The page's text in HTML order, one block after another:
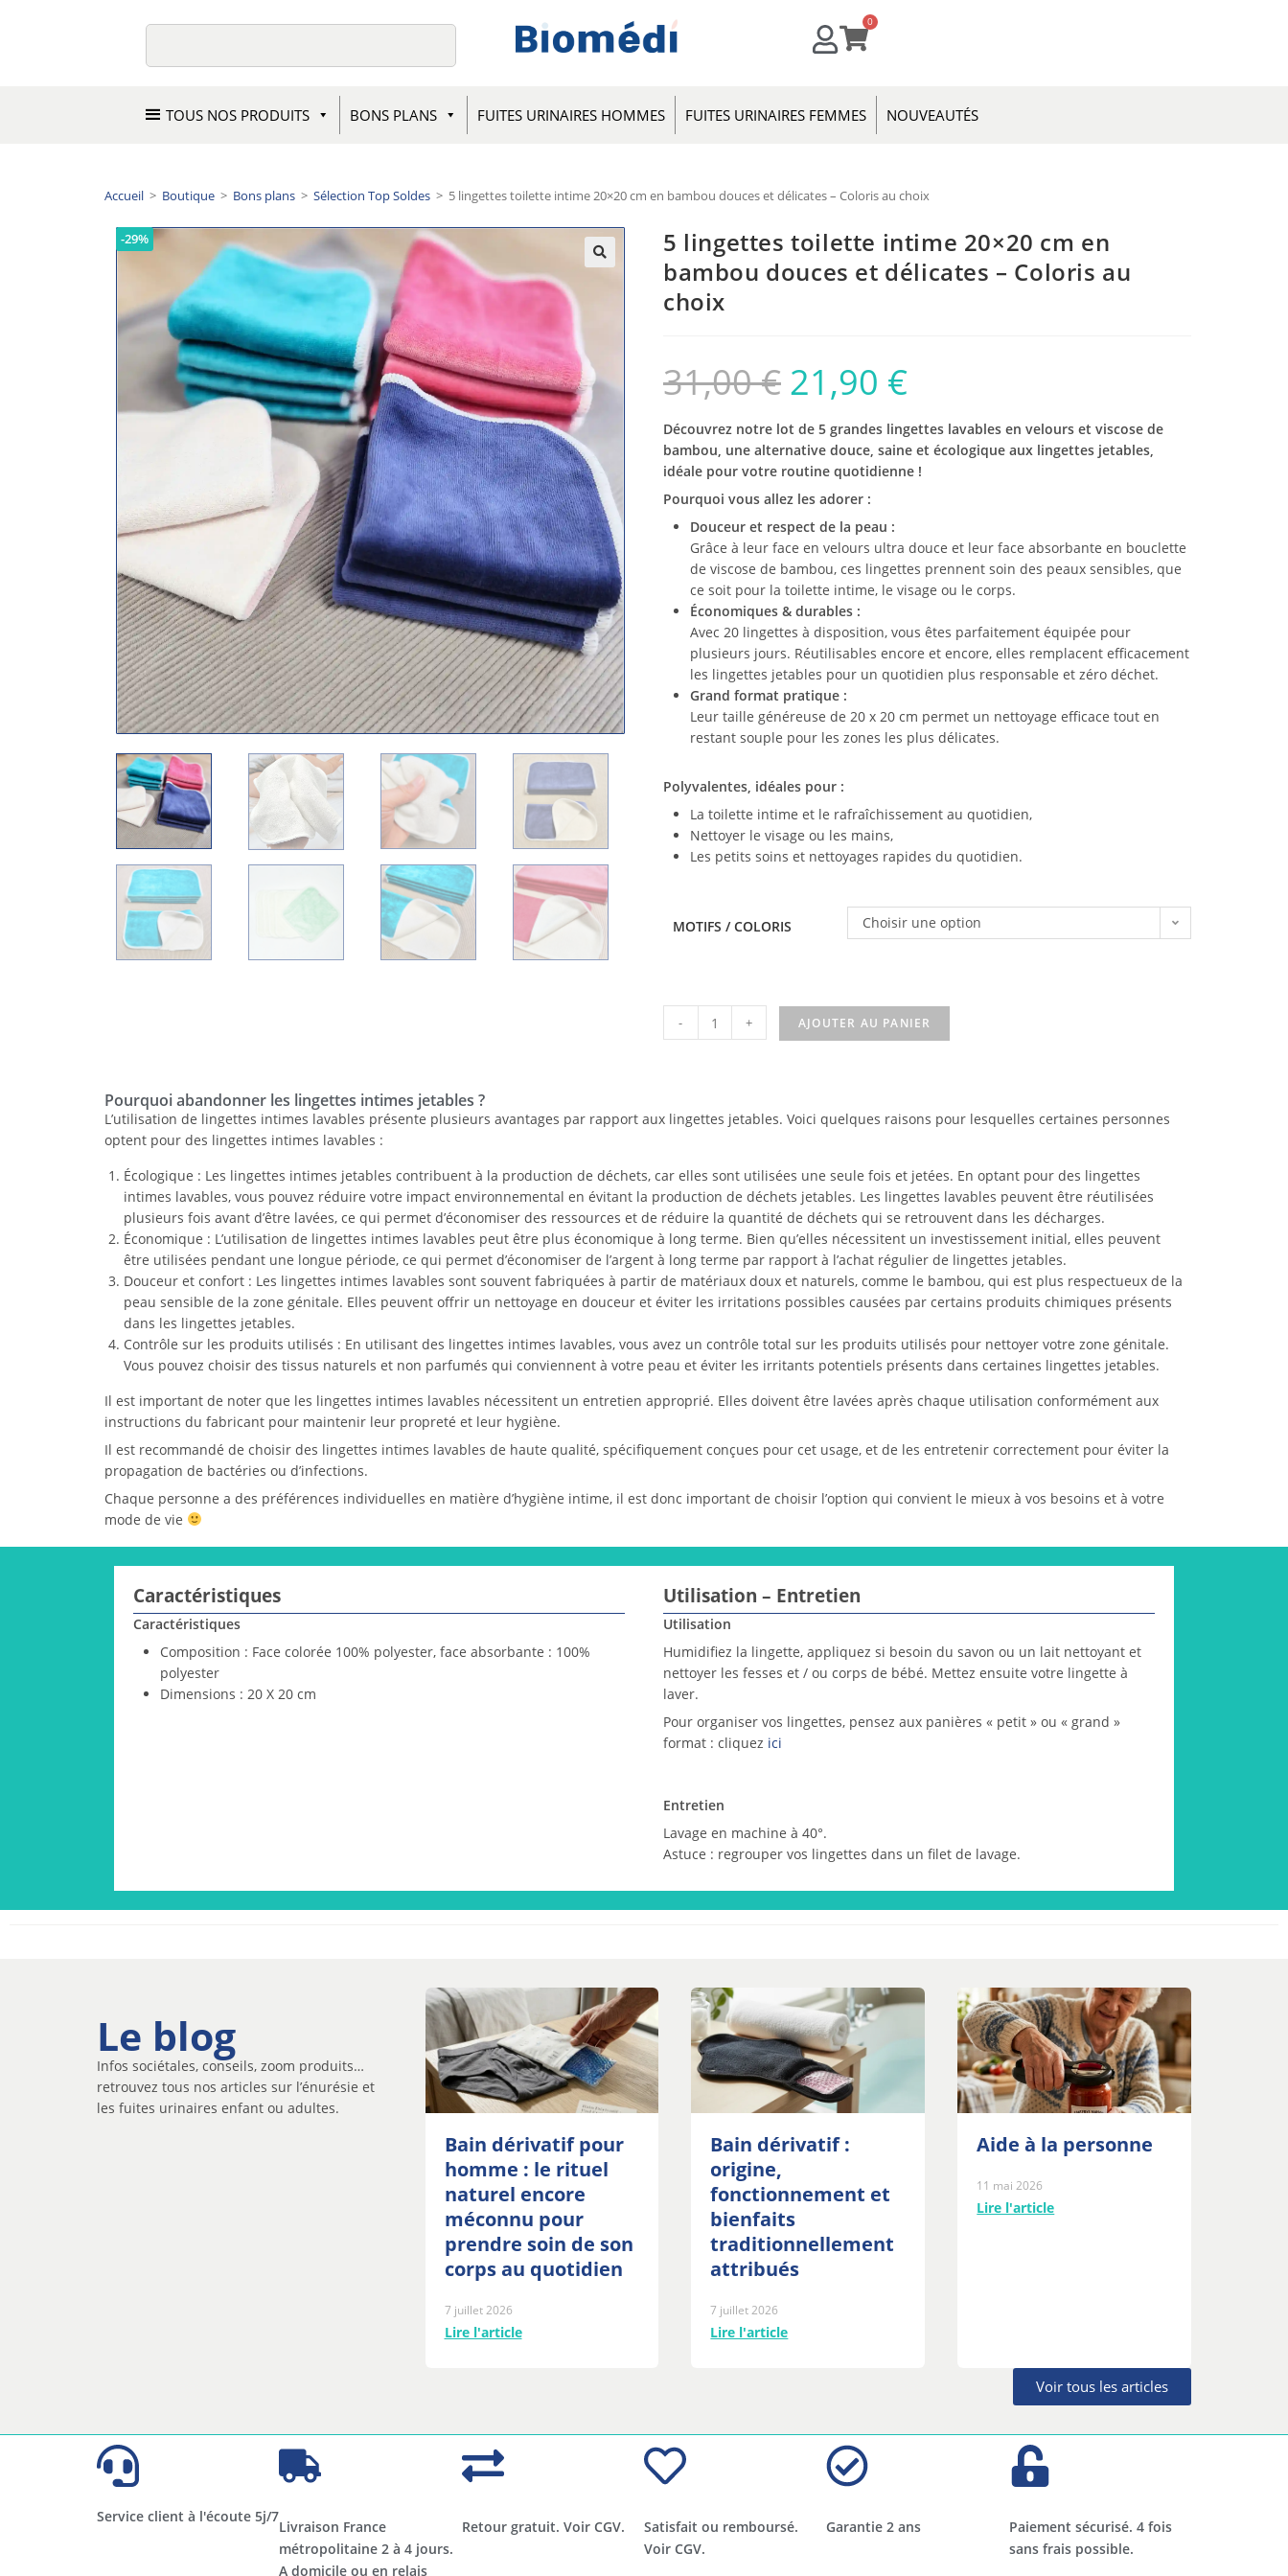
0
TOUS NOS PRODUITS BONS PLANS FUITES URINAIRES HOMMES FUITES URINAIRES FEMMES NOUVEAUTÉS
Accueil > Boutique > Bons plans > Sélection Top Soldes > 5 lingettes toilette intime 20×20 cm en bambou douces et délicates – Coloris au choix
-29%
5 lingettes toilette intime 20×20 cm en
bambou douces et délicates – Coloris au
choix
31,00€ 21,90 €
Découvrez notre lot de 5 grandes lingettes lavables en velours et viscose de
bambou, une alternative douce, saine et écologique aux lingettes jetables,
idéale pour votre routine quotidienne !
Pourquoi vous allez les adorer :
Douceur et respect de la peau :
Grâce à leur face en velours ultra douce et leur face absorbante en bouclette
de viscose de bambou, ces lingettes prennent soin des peaux sensibles, que
ce soit pour la toilette intime, le visage ou le corps.
Économiques & durables :
Avec 20 lingettes à disposition, vous êtes parfaitement équipée pour
plusieurs jours. Réutilisables encore et encore, elles remplacent efficacement
les lingettes jetables pour un quotidien plus responsable et zéro déchet.
Grand format pratique :
Leur taille généreuse de 20 x 20 cm permet un nettoyage efficace tout en
restant souple pour les zones les plus délicates.
Polyvalentes, idéales pour :
La toilette intime et le rafraîchissement au quotidien,
Nettoyer le visage ou les mains,
Les petits soins et nettoyages rapides du quotidien.
MOTIFS / COLORIS Choisir une option
- + AJOUTER AU PANIER
Pourquoi abandonner les lingettes intimes jetables ?
L’utilisation de lingettes intimes lavables présente plusieurs avantages par rapport aux lingettes jetables. Voici quelques raisons pour lesquelles certaines personnes
optent pour des lingettes intimes lavables :
Écologique : Les lingettes intimes jetables contribuent à la production de déchets, car elles sont utilisées une seule fois et jetées. En optant pour des lingettes
intimes lavables, vous pouvez réduire votre impact environnemental en évitant la production de déchets jetables. Les lingettes lavables peuvent être réutilisées
plusieurs fois avant d’être lavées, ce qui permet d’économiser des ressources et de réduire la quantité de déchets qui se retrouvent dans les décharges.
Économique : L’utilisation de lingettes intimes lavables peut être plus économique à long terme. Bien qu’elles nécessitent un investissement initial, elles peuvent
être utilisées pendant une longue période, ce qui permet d’économiser de l’argent à long terme par rapport à l’achat régulier de lingettes jetables.
Douceur et confort : Les lingettes intimes lavables sont souvent fabriquées à partir de matériaux doux et naturels, comme le bambou, qui est plus respectueux de la
peau sensible de la zone génitale. Elles peuvent offrir un nettoyage en douceur et éviter les irritations possibles causées par certains produits chimiques présents
dans les lingettes jetables.
Contrôle sur les produits utilisés : En utilisant des lingettes intimes lavables, vous avez un contrôle total sur les produits utilisés pour nettoyer votre zone génitale.
Vous pouvez choisir des tissus naturels et non parfumés qui conviennent à votre peau et éviter les irritants potentiels présents dans certaines lingettes jetables.
Il est important de noter que les lingettes intimes lavables nécessitent un entretien approprié. Elles doivent être lavées après chaque utilisation conformément aux
instructions du fabricant pour maintenir leur propreté et leur hygiène.
Il est recommandé de choisir des lingettes intimes lavables de haute qualité, spécifiquement conçues pour cet usage, et de les entretenir correctement pour éviter la
propagation de bactéries ou d’infections.
Chaque personne a des préférences individuelles en matière d’hygiène intime, il est donc important de choisir l’option qui convient le mieux à vos besoins et à votre
mode de vie
Caractéristiques
Caractéristiques
Composition : Face colorée 100% polyester, face absorbante : 100%
polyester
Dimensions : 20 X 20 cm
Utilisation – Entretien
Utilisation
Humidifiez la lingette, appliquez si besoin du savon ou un lait nettoyant et
nettoyer les fesses et / ou corps de bébé. Mettez ensuite votre lingette à
laver.
Pour organiser vos lingettes, pensez aux panières « petit » ou « grand »
format : cliquez ici
Entretien
Lavage en machine à 40°.
Astuce : regrouper vos lingettes dans un filet de lavage.
Le blog
Infos sociétales, conseils, zoom produits…
retrouvez tous nos articles sur l’énurésie et
les fuites urinaires enfant ou adultes.
Bain dérivatif pour
homme : le rituel
naturel encore
méconnu pour
prendre soin de son
corps au quotidien
7 juillet 2026
Lire l'article
Bain dérivatif :
origine,
fonctionnement et
bienfaits
traditionnellement
attribués
7 juillet 2026
Lire l'article
Aide à la personne
11 mai 2026
Lire l'article
Voir tous les articles
Service client à l'écoute 5j/7
Livraison France
métropolitaine 2 à 4 jours.
A domicile ou en relais​​
Retour gratuit. Voir CGV.
Satisfait ou remboursé.
Voir CGV.
Garantie 2 ans
Paiement sécurisé. 4 fois
sans frais possible.